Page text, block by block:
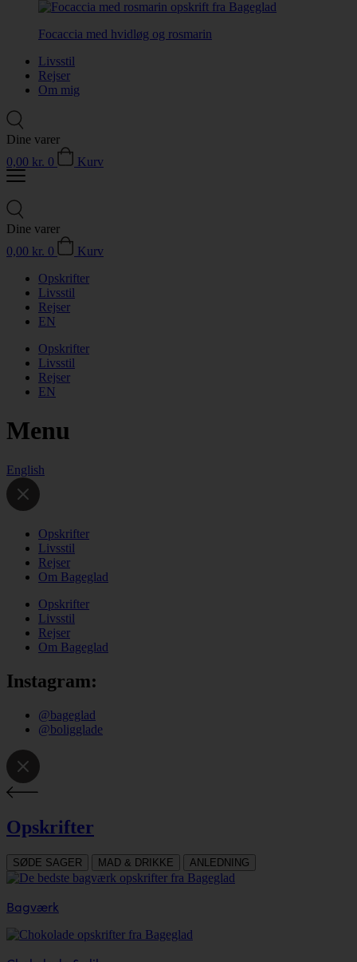
Focaccia med hvidløg og rosmarin
Livsstil
Rejser
Om mig
Dine varer
0,00 kr. 0 Kurv
Dine varer
0,00 kr. 0
Kurv
Opskrifter
Livsstil
Rejser
EN
Opskrifter
Livsstil
Rejser
EN
Menu
English
Opskrifter
Livsstil
Rejser
Om Bageglad
Opskrifter
Livsstil
Rejser
Om Bageglad
Instagram:
@bageglad
@boligglade
Opskrifter
SØDE SAGER MAD & DRIKKE ANLEDNING
Bagværk